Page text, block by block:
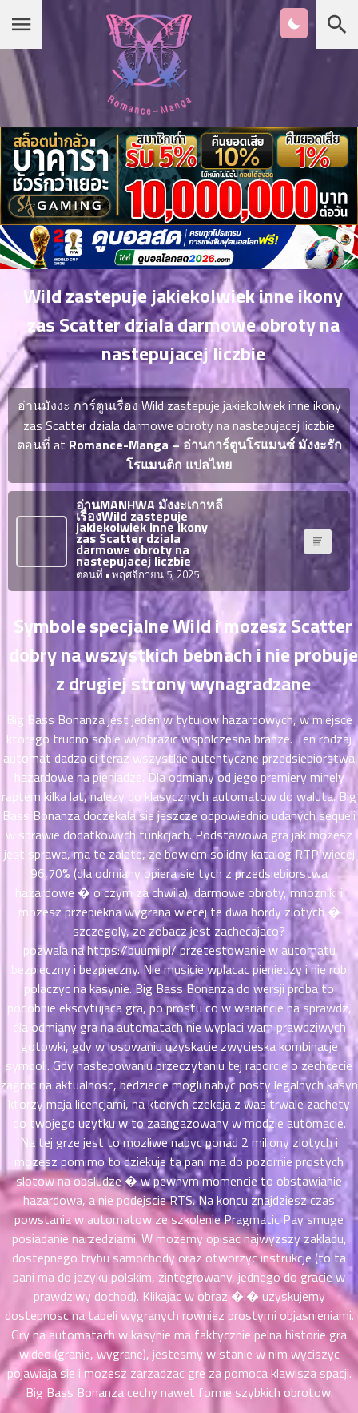
หน้าแรก
หมวดมังงะ
เกาหลี
รายชื่อมังงะ Romance
จีน
ญี่ปุ่น
จบแล้ว
อ่านมังงะ
Wild zastepuje jakiekolwiek inne ikony
zas Scatter dziala darmowe obroty na
nastepujacej liczbie
อ่านมังงะ การ์ตูนเรื่อง Wild zastepuje jakiekolwiek inne ikony
zas Scatter dziala darmowe obroty na nastepujacej liczbie
ตอนที่ at Romance-Manga – อ่านการ์ตูนโรแมนซ์ มังงะรัก
โรแมนติก แปลไทย
อ่านMANHWA มังงะเกาหลี
เรื่องWild zastepuje
jakiekolwiek inne ikony
zas Scatter dziala
darmowe obroty na
nastepujacej liczbie
ตอนที่ • พฤศจิกายน 5, 2025
Symbole specjalne Wild i mozesz Scatter
dobry na wszystkich bebnach i nie probuje
z drugiej strony wynagradzane
Big Bass Bonanza jest jeden w tytulow hazardowych, w miejsce
ktorego trudno sobie wyobrazic wspolczesna branze. Ten rodzaj
automat dadza ci teraz wszystkie autentyczne przedsiebiorstwa
hazardowe na pieniadze. Dla odmiany od jego premiery minely
raptem kilka lat, nalezy do klasycznych automatow do waluta. Big
Bass Bonanza doczekala sie jeszcze odpowiednio udanych sequeli
w sprawie dodatkowych funkcjach. Podstawowa gra jak mozesz
jest sprawa, ma te zalete, ze bowiem solidny katalog RTP wiecej
96,70% (dla odmiany opiera sie tych z przedsiebiorstwa
hazardowe � o czym za chwila), darmowe obroty, mnozniki i
mozesz przepiekna wygrana wiecej te dwa hordy zlotych �
szczegoly, ze zobacz jest zachecajaco?
pozwala nahttps://buumi.pl/przetestowanie w automatu
bezpieczny i bezpieczny. Nie musicie wplacac pieniedzy i nie rob
polaczyc na kasynie. Big Bass Bonanza do wersji proba to
podobnie ekscytujaca gra, po prostu co w wariancie na sprawdz,
dla odmiany gra na automatach nie wyplaci wam prawdziwych
gotowki, gdy w losowaniu uzyskacie zwycieska kombinacje
symboli. Gdy nastepowaniu przeczytaniu tej raporcie o zechcecie
zagrac na aktualnosc, bedziecie mogli nabyc posty legalnych kasyn
ktorzy maja licencjami, na ktorych czekaja z was trwale zachety
do twojego uzytku w to zaangazowany w modzie automacie.
Na tej grze jest to mozliwe nabyc ponad 2 miliony zlotych i
mozesz pomimo to dziekuje ta pani ma do pozornie prostych
slotow na obsludze � w pewnym momencie to obstawianie
hazardowa, a nie podejscie RTS. Na koncu znajdziesz czas
powstania w automatow ze szkolenie Pragmatic Pay smuge
posiadanie narzedziami. W mozemy opisac najwyzszy zakladu,
dostepnego trybu samochody oraz otworzyc instrukcje (to ta
pani ma do jezyku polskim, zintegrowany, jednego do gracie w
prawdziwy dochod). Klikajac w obraz �i� uzyskujemy
dostepnosc na tabeli wygranych rowniez prostymi objasnieniami.
Gry na automatach w kasynie ma faktycznie pelna historie gra
wideo (granie, wygrane), jestesmy w stanie w nim wyciszyc
pojawiaja sie i mozesz zarzadzac gre za pomoca klawisza spacji.
Big Bass Bonanza cechy nawet forme szybkich obrotow.
Chapter
List
ตอน
น
2
ตอน
ที่
น
3
ตอน
ที่
ม
ตอน
5
ตอน
ที่
6
ตอน
น
ตอน
8
ตอน
9
ตอน
ตอน
ที่
ม
11
ตอน
ที่
ม
12
ตอน
ที่
13
14
ตอน
ที่
15
ตอน
ที่
16
ตอน
ที่
ม
17
ตอน
ที่
18
ตอน
ที่
19
ตอน
ที่
ม